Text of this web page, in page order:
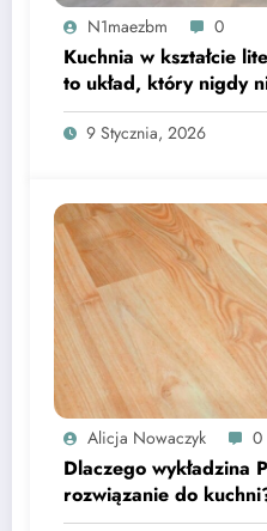
N1maezbm 0
Kuchnia w kształcie
to układ, który nigdy
mody?
9 Stycznia, 2026
Alicja Nowaczyk 0
Dlaczego wykładzina
rozwiązanie do